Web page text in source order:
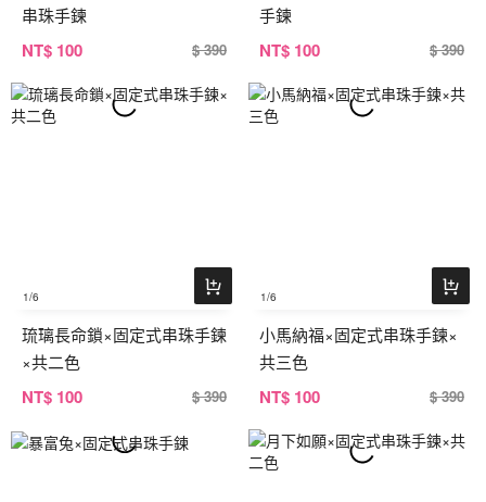
串珠手鍊
NT$ 100 $ 390
手鍊
NT$ 100 $ 390
1/6
琉璃長命鎖×固定式串珠手鍊
×共二色
NT$ 100 $ 390
1/6
小馬納福×固定式串珠手鍊×
共三色
NT$ 100 $ 390